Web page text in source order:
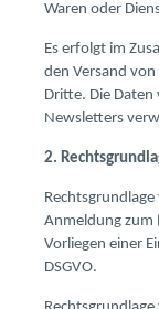
Waren oder
Es erfolgt im
den Versand
Dritte. Die Daten
Newsletters
2.
Anmeldung zum
Vorliegen einer
DSGVO.